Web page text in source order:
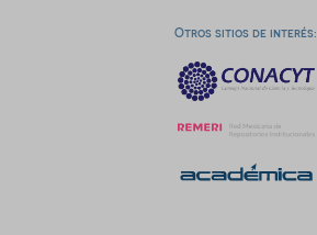
Otros sitios de interés: